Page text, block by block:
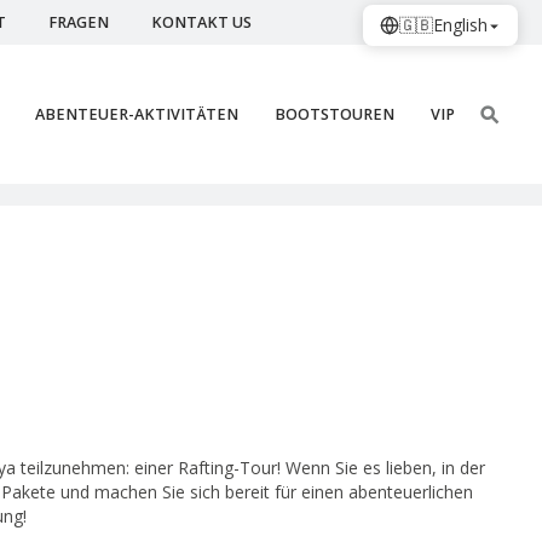
FRAGEN KONTAKT US
ABENTEUER-AKTIVITÄTEN BOOTSTOUREN VIP
teilzunehmen: einer Rafting-Tour! Wenn Sie es lieben, in der
und machen Sie sich bereit für einen abenteuerlichen
🇬🇧English